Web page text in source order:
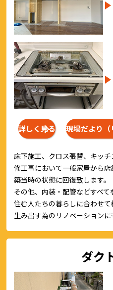
詳しく見る 現場だより
床下施工、クロス張替、キッ
修工事において一般家屋から
築当時の状態に回復致します。
その他、内装・配管などすべ
住む人たちの暮らしに合わせ
生み出す為のリノベーションに
ダク